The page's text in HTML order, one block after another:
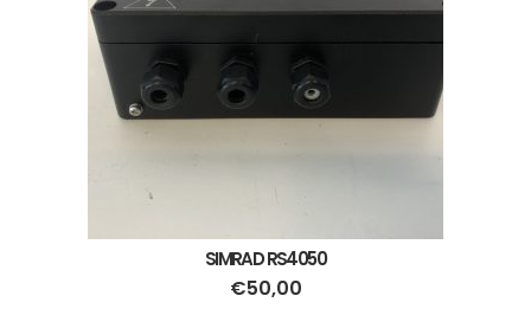
SIMRAD RS4050
€50,00